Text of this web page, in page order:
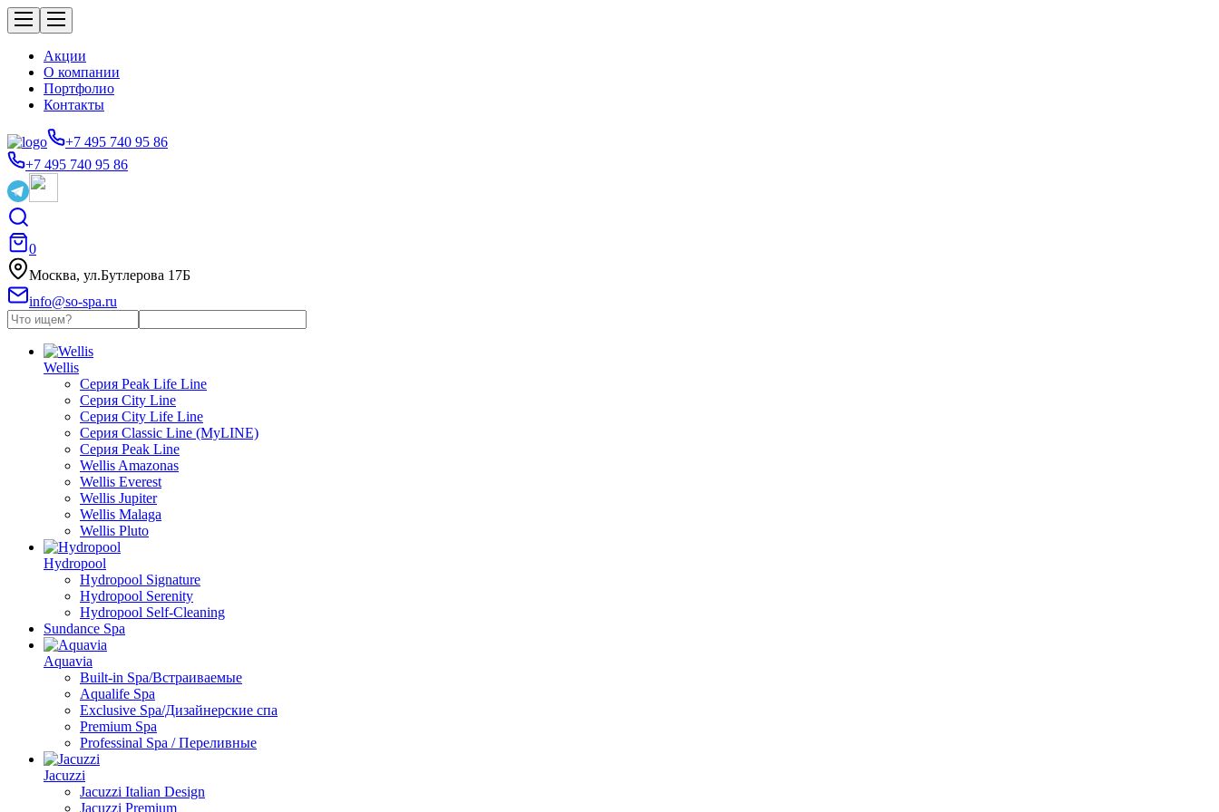
Акции
О компании
Портфолио
Контакты
+7 495 740 95 86
+7 495 740 95 86
0
Москва, ул.Бутлерова 17Б
info@so-spa.ru
Wellis
Серия Peak Life Line
Серия City Line
Серия City Life Line
Серия Classic Line (MyLINE)
Серия Peak Line
Wellis Amazonas
Wellis Everest
Wellis Jupiter
Wellis Malaga
Wellis Pluto
Hydropool
Hydropool Signature
Hydropool Serenity
Hydropool Self-Сleaning
Sundance Spa
Aquavia
Built-in Spa/Встраиваемые
Aqualife Spa
Exclusive Spa/Дизайнерские спа
Premium Spa
Professinal Spa / Переливные
Jacuzzi
Jacuzzi Italian Design
Jacuzzi Premium